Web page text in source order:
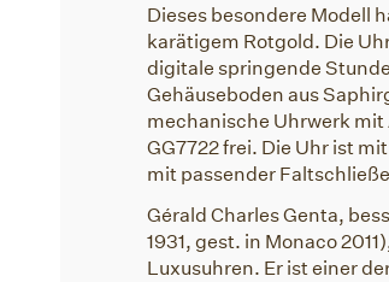
Dieses besondere Modell
karätigem Rotgold. Die
digitale springende
Gehäuseboden aus
mechanische Uhrwerk
GG7722 frei. Die Uhr ist
mit passender
Gérald Charles Genta,
1931, gest. in Monaco
Luxusuhren. Er ist einer